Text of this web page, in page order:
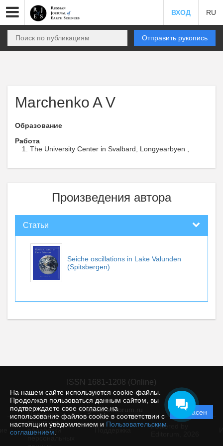
На нашем сайте используются cookie-файлы.
Продолжая пользоваться данным сайтом, вы
подтверждаете свое согласие на
использование файлов cookie в соответствии с
настоящим уведомлением и Пользовательским
соглашением
Согласен
ВХОД RU
Отправить рукопись
Marchenko A V
Образование
Работа
The University Center in Svalbard, Longyearbyen ,
Произведения автора
Статьи
Seiche oscillations in Lake Valunden
(Spitsbergen)
ISSN 1681-1208 (Online)
© gcras.editorum.ru
Политика
защиты и
обработки
Powered by